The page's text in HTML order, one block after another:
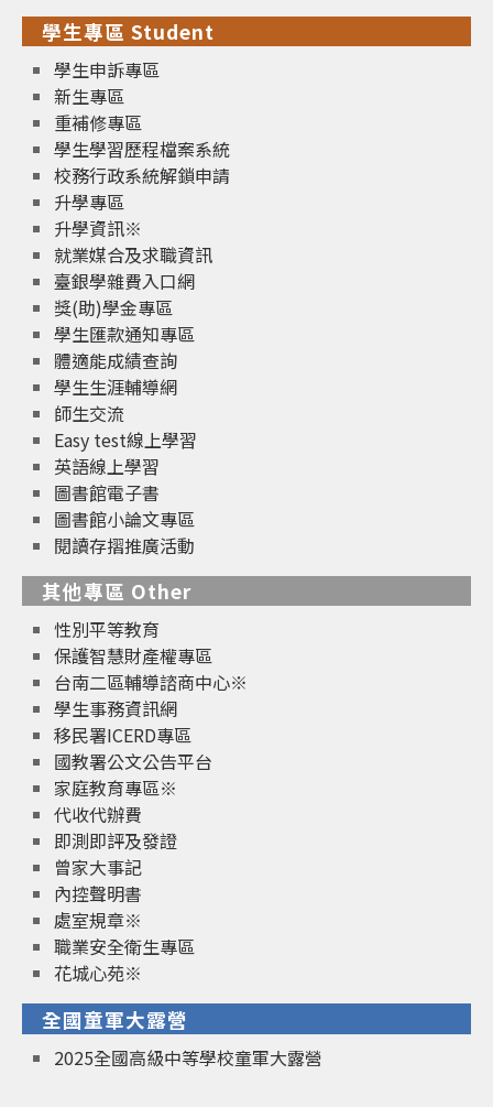
學生專區 Student
學生申訴專區
新生專區
重補修專區
學生學習歷程檔案系統
校務行政系統解鎖申請
升學專區
升學資訊※
就業媒合及求職資訊
臺銀學雜費入口網
獎(助)學金專區
學生匯款通知專區
體適能成績查詢
學生生涯輔導網
師生交流
Easy test線上學習
英語線上學習
圖書館電子書
圖書館小論文專區
閱讀存摺推廣活動
其他專區 Other
性別平等教育
保護智慧財產權專區
台南二區輔導諮商中心※
學生事務資訊網
移民署ICERD專區
國教署公文公告平台
家庭教育專區※
代收代辦費
即測即評及發證
曾家大事記
內控聲明書
處室規章※
職業安全衛生專區
花城心苑※
全國童軍大露營
2025全國高級中等學校童軍大露營